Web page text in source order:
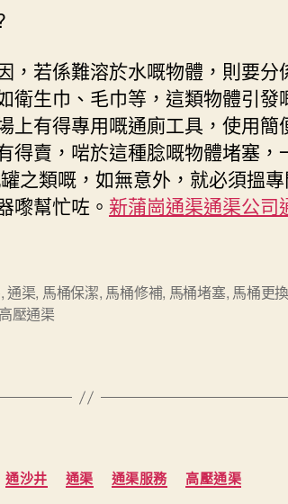
，若係難溶於水嘅物體，則要分
衛生巾、毛巾等，這類物體引發
上有得專用嘅通廁工具，使用簡
得賣，啱於這種腍嘅物體堵塞，
之類嘅，如無意外，就必須搵
嚟幫忙咗。 新蒲崗通渠通渠公司
,通渠, 馬桶保潔, 馬桶修補, 馬桶堵塞, 馬桶更換
高壓通渠
Categories
通沙井 通渠 通渠服務 高壓通渠